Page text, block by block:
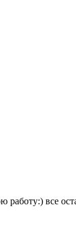
работу:) все